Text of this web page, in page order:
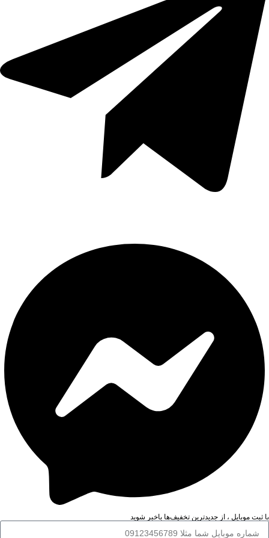
با ثبت موبایل ، از جدید‌ترین تخفیف‌ها با‌خبر شوید